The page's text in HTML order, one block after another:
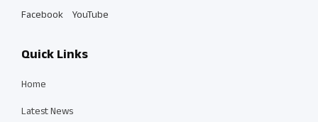
Facebook YouTube
Quick Links
Home
Latest News